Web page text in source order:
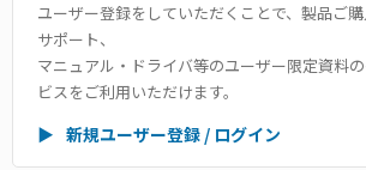
ユーザー登録をしていただくことで、製品ご
サポート、
マニュアル・ドライバ等のユーザー限定資料
ビスをご利用いただけます。
▶ 新規ユーザー登録 / ログイン